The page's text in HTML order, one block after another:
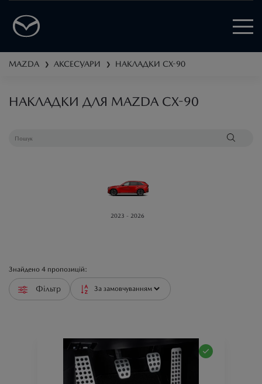
MAZDA ❯ АКСЕСУАРИ ❯ НАКЛАДКИ CX-90
НАКЛАДКИ ДЛЯ MAZDA CX-90
2023 - 2026
Знайдено 4 пропозицій:
Фільтр